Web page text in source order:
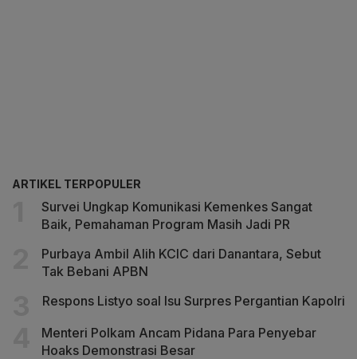
ARTIKEL TERPOPULER
Survei Ungkap Komunikasi Kemenkes Sangat
Baik, Pemahaman Program Masih Jadi PR
Purbaya Ambil Alih KCIC dari Danantara, Sebut
Tak Bebani APBN
Respons Listyo soal Isu Surpres Pergantian Kapolri
Menteri Polkam Ancam Pidana Para Penyebar
Hoaks Demonstrasi Besar